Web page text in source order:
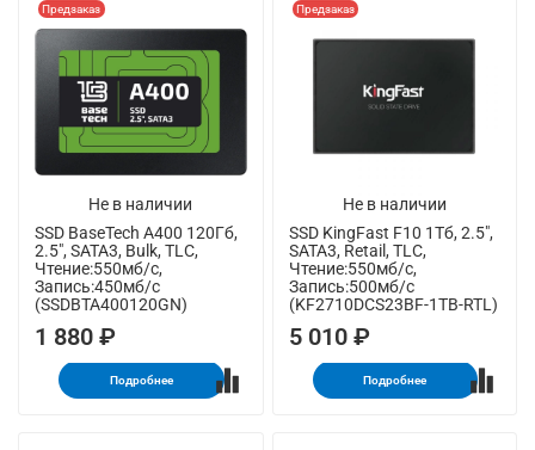
Не в наличии
Предзаказ
SSD BaseTech A400 120Гб,
2.5", SATA3, Bulk, TLC,
Чтение:550мб/с,
Запись:450мб/с
(SSDBTA400120GN)
1 880 ₽
Подробнее
Не в наличии
Предзаказ
SSD KingFast F10 1Тб, 2.5",
SATA3, Retail, TLC,
Чтение:550мб/с,
Запись:500мб/с
(KF2710DCS23BF-1TB-RTL)
5 010 ₽
Подробнее